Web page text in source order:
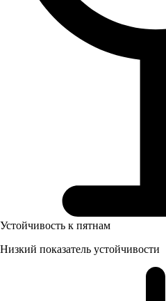
Устойчивость к пятнам
Низкий показатель устойчивости